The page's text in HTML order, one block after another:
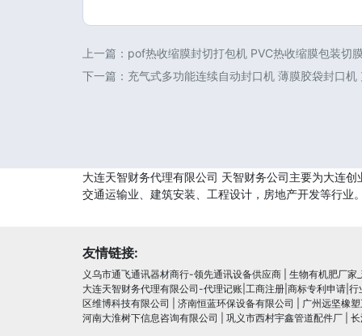
上一篇： pof热收缩膜封切打包机 PVC热收缩膜包装切
下一篇： 充气式多功能连续自动封口机 薄膜胶袋封口机
大连天智财务代理有限公司 天智财务公司主要为大连
交通运输业、建筑安装、工程设计，房地产开发等行
友情链接:
义乌市通飞通讯器材商行-领先通讯设备供应商
生物有机肥厂家
大连天智财务代理有限公司-代理记账|工商注册|商标专利申请|行
区维博科技有限公司
济南恒蓝环保设备有限公司
广州远坚橡
河南大淮树下信息咨询有限公司
巩义市西村宇鑫管道配件厂